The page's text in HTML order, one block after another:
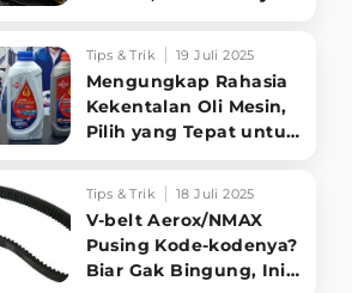
Tips & Trik 19 Juli 2025
Mengungkap Rahasia
Kekentalan Oli Mesin,
Pilih yang Tepat untuk
Motormu!
Tips & Trik 18 Juli 2025
V-belt Aerox/NMAX
Pusing Kode-kodenya?
Biar Gak Bingung, Ini